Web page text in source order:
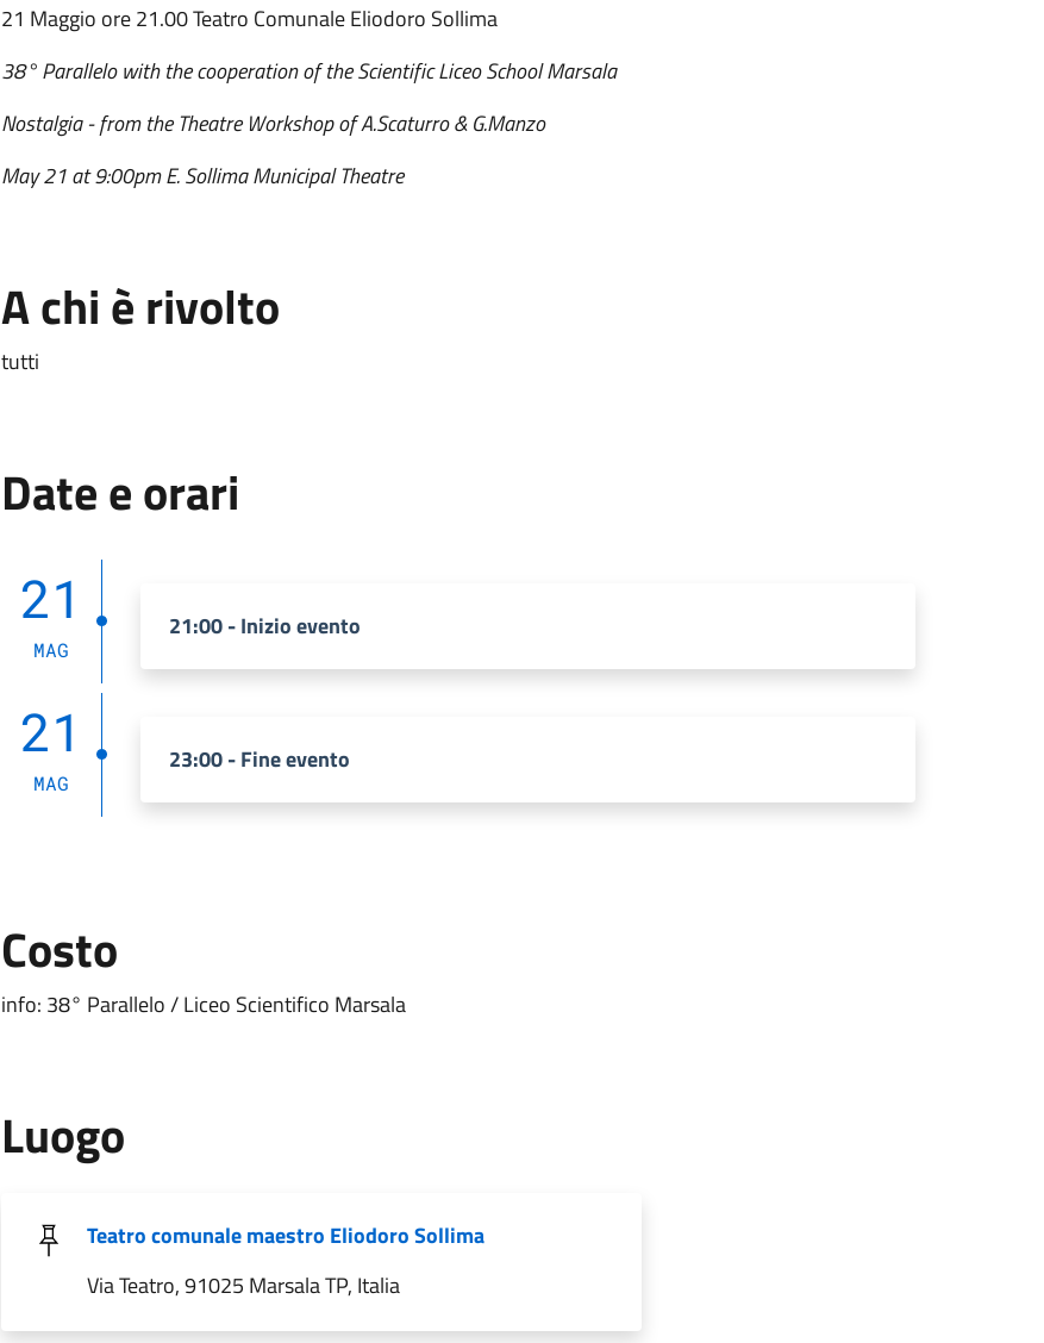
21 Maggio ore 21.00 Teatro Comunale Eliodoro Sollima
38° Parallelo with the cooperation of the Scientific Liceo School Marsala
Nostalgia - from the Theatre Workshop of A.Scaturro & G.Manzo
May 21 at 9:00pm E. Sollima Municipal Theatre
A chi è rivolto
tutti
Date e orari
21
MAG
21:00 - Inizio evento
21
MAG
23:00 - Fine evento
Costo
info: 38° Parallelo / Liceo Scientifico Marsala
Luogo
Teatro comunale maestro Eliodoro Sollima
Via Teatro, 91025 Marsala TP, Italia